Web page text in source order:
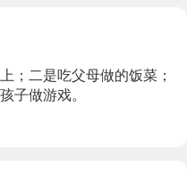
；二是吃父母做的饭菜；
子做游戏。